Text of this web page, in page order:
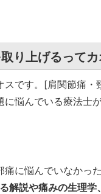
り上げるってカ
です。[肩関節痛・
に悩んでいる療法士
に悩んでいなかっ
解説や痛みの生理学